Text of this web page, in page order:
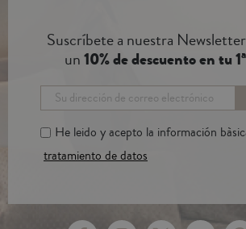
Suscríbete a nuestra
un10% de descuento en tu
He leido y acepto la información
tratamiento de datos